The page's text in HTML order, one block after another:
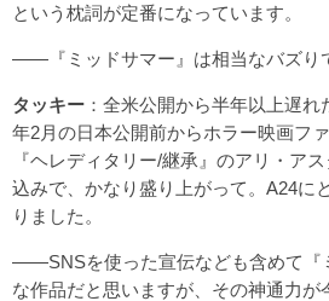
という枕詞が定番になっています。
――『ミッドサマー』は相当なバズり
タッキー ：全米公開から半年以上遅
年2月の日本公開前からホラー映画フ
『ヘレディタリー/継承』のアリ・ア
込みで、かなり盛り上がって。A24に
りました。
――SNSを使った宣伝なども含めて『
な作品だと思いますが、その神通力が